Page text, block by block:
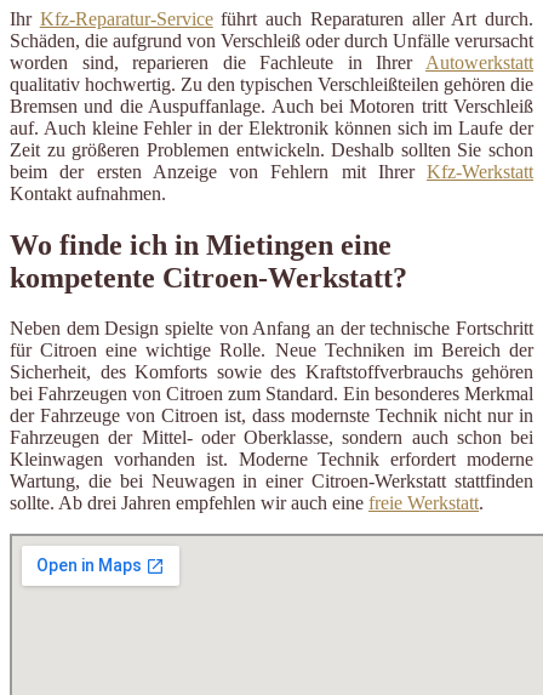
Ihr Kfz-Reparatur-Serviceführt auch Reparaturen aller Art durch.
Schäden, die aufgrund von Verschleiß oder durch Unfälle verursacht
worden sind, reparieren die Fachleute in Ihrer Autowerkstatt
qualitativ hochwertig. Zu den typischen Verschleißteilen gehören die
Bremsen und die Auspuffanlage. Auch bei Motoren tritt Verschleiß
auf. Auch kleine Fehler in der Elektronik können sich im Laufe der
Zeit zu größeren Problemen entwickeln. Deshalb sollten Sie schon
beim der ersten Anzeige von Fehlern mit Ihrer Kfz-Werkstatt
Kontakt aufnahmen.
Wo finde ich in Mietingen eine
kompetente Citroen-Werkstatt?
Neben dem Design spielte von Anfang an der technische Fortschritt
für Citroen eine wichtige Rolle. Neue Techniken im Bereich der
Sicherheit, des Komforts sowie des Kraftstoffverbrauchs gehören
bei Fahrzeugen von Citroen zum Standard. Ein besonderes Merkmal
der Fahrzeuge von Citroen ist, dass modernste Technik nicht nur in
Fahrzeugen der Mittel- oder Oberklasse, sondern auch schon bei
Kleinwagen vorhanden ist. Moderne Technik erfordert moderne
Wartung, die bei Neuwagen in einer Citroen-Werkstatt stattfinden
sollte. Ab drei Jahren empfehlen wir auch eine freie Werkstatt.